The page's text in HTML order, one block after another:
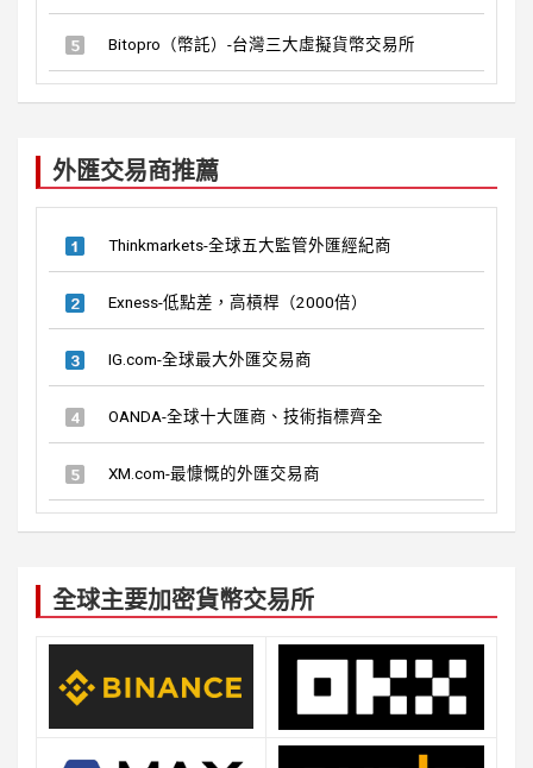
Bitopro（幣託）-台灣三大虛擬貨幣交易所
外匯交易商推薦
Thinkmarkets-全球五大監管外匯經紀商
Exness-低點差，高槓桿（2000倍）
IG.com-全球最大外匯交易商
OANDA-全球十大匯商、技術指標齊全
XM.com-最慷慨的外匯交易商
全球主要加密貨幣交易所